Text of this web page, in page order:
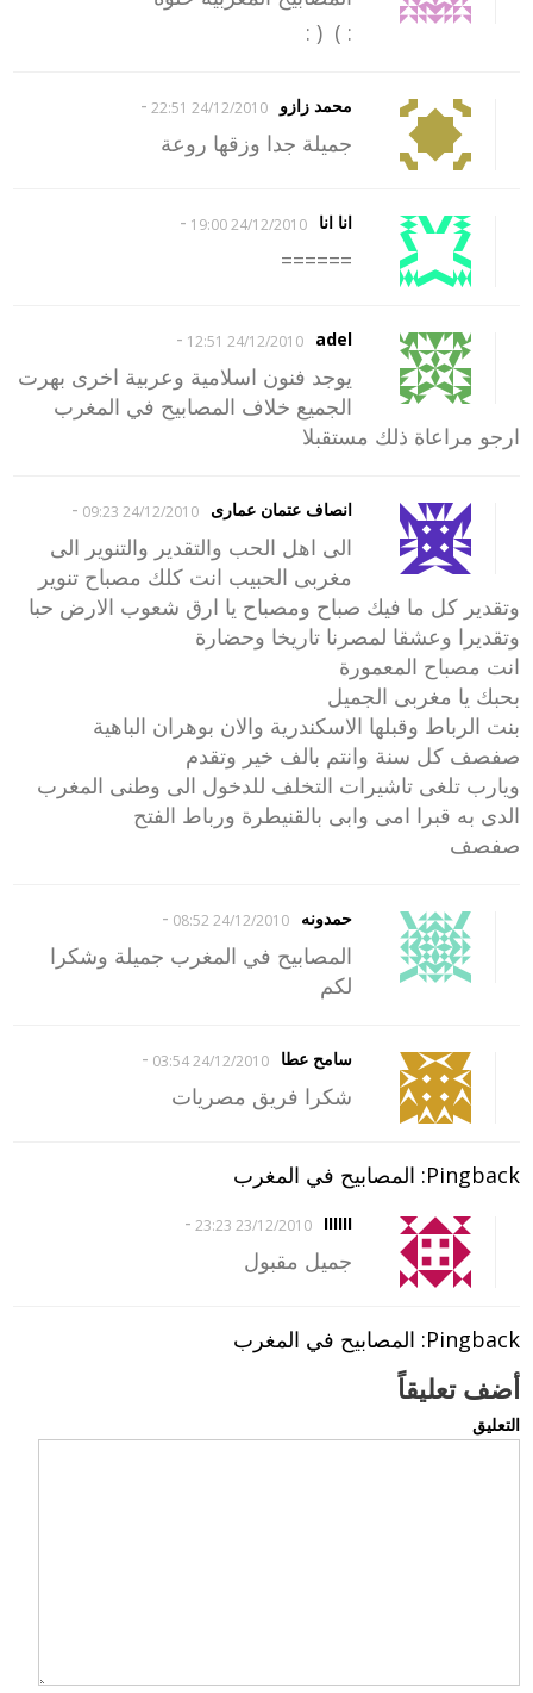
: ) ( :
محمد زازو 24/12/2010 22:51
-
جميلة جدا وزقها روعة
انا انا 24/12/2010 19:00
-
======
adel
24/12/2010 12:51
-
يوجد فنون اسلامية وعربية اخرى بهرت
الجميع خلاف المصابيح في المغرب
ارجو مراعاة ذلك مستقبلا
انصاف عتمان عمارى 24/12/2010 09:23
-
الى اهل الحب والتقدير والتنوير الى
مغربى الحبيب انت كلك مصباح تنوير
وتقدير كل ما فيك صباح ومصباح يا ارق شعوب الارض حبا
وتقديرا وعشقا لمصرنا تاريخا وحضارة
انت مصباح المعمورة
بحبك يا مغربى الجميل
بنت الرباط وقبلها الاسكندرية والان بوهران الباهية
صفصف كل سنة وانتم بالف خير وتقدم
ويارب تلغى تاشيرات التخلف للدخول الى وطنى المغرب
الدى به قبرا امى وابى بالقنيطرة ورباط الفتح
صفصف
حمدونه 24/12/2010 08:52
-
المصابيح في المغرب جميلة وشكرا
لكم
سامح عطا 24/12/2010 03:54
-
شكرا فريق مصريات
Pingback: المصابيح في المغرب
IIIIII
23/12/2010 23:23
-
جميل مقبول
Pingback: المصابيح في المغرب
أضف تعليقاً
التعليق